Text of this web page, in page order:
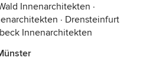
Innenarchitekten ·
· Drensteinfurt
Innenarchitekten